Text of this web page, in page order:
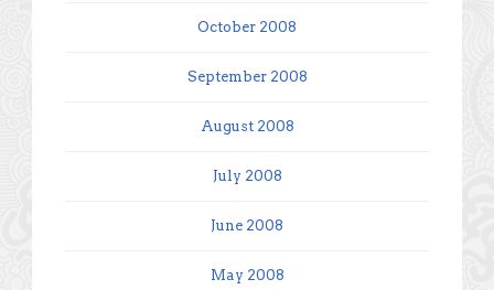
October 2008
September 2008
August 2008
July 2008
June 2008
May 2008